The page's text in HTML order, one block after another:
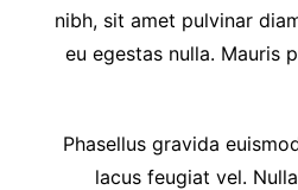
nibh, sit amet pulvinar
eu egestas nulla. Mauris
Phasellus gravida
lacus feugiat vel.